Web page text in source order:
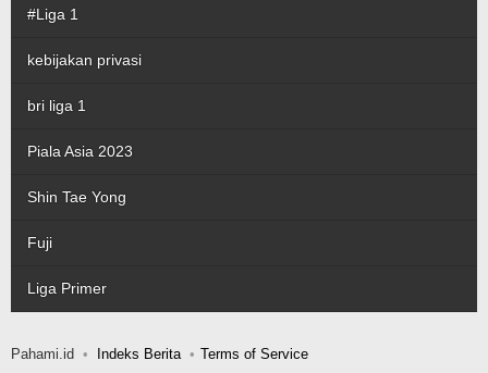
#Liga 1
kebijakan privasi
bri liga 1
Piala Asia 2023
Shin Tae Yong
Fuji
Liga Primer
Pahami.id Indeks Berita Terms of Service